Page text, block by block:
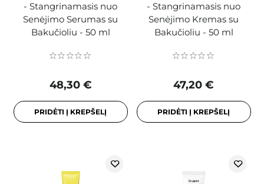
- Stangrinamasis nuo
Senėjimo Serumas su
Bakučioliu - 50 ml
48,30 €
PRIDĖTI Į KREPŠELĮ
- Stangrinamasis nuo
Senėjimo Kremas su
Bakučioliu - 50 ml
47,20 €
PRIDĖTI Į KREPŠELĮ